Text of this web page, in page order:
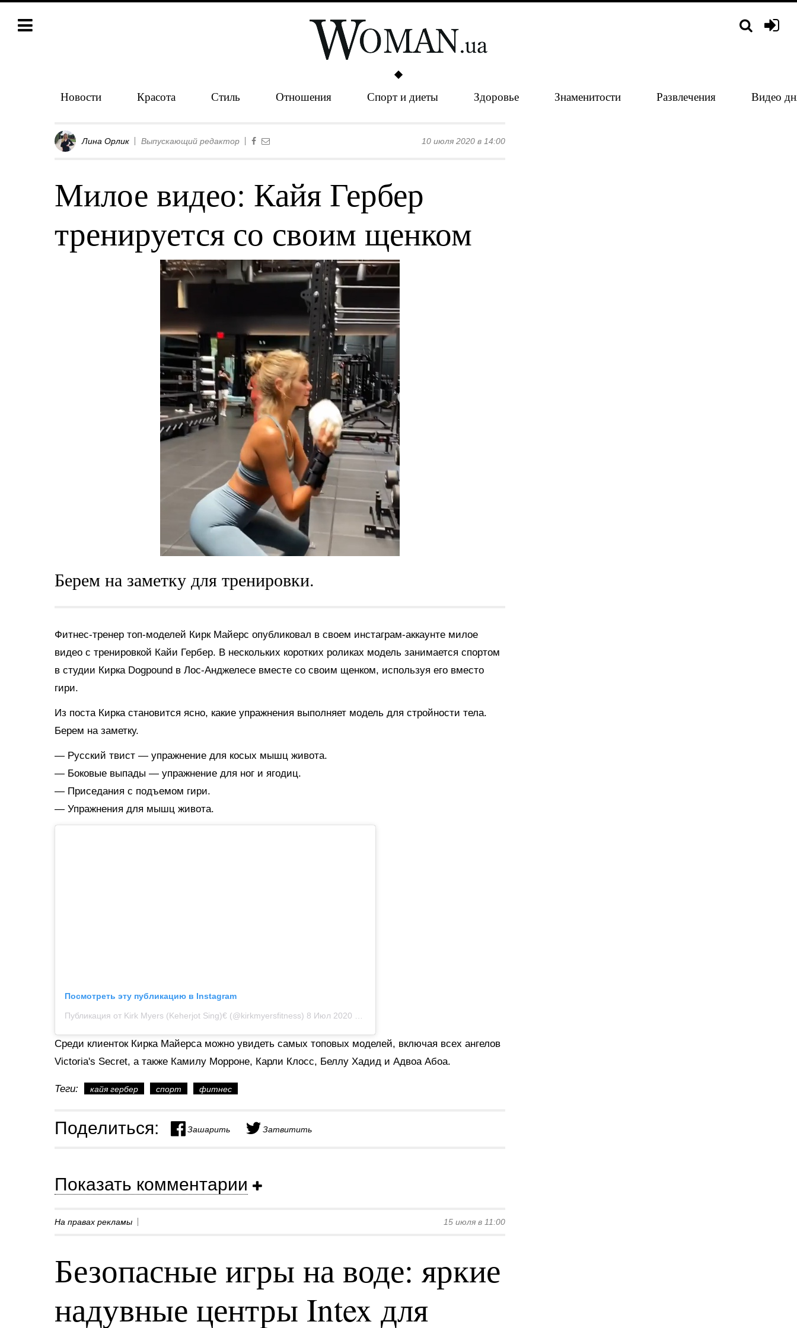
Новости Красота Стиль Отношения Спорт и диеты Здоровье Знаменитости Развлечения Видео
Лина Орлик Выпускающий редактор 10 июля 2020 в 14:00
Милое видео: Кайя Гербер
тренируется со своим щенком
Берем на заметку для тренировки.
Фитнес-тренер топ-моделей Кирк Майерс опубликовал в своем инстаграм-аккаунте милое
видео с тренировкой Кайи Гербер. В нескольких коротких роликах модель занимается спортом
в студии Кирка Dogpound в Лос-Анджелесе вместе со своим щенком, используя его вместо
гири.
Из поста Кирка становится ясно, какие упражнения выполняет модель для стройности тела.
Берем на заметку.
— Русский твист — упражнение для косых мышц живота.
— Боковые выпады — упражнение для ног и ягодиц.
— Приседания с подъемом гири.
— Упражнения для мышц живота.
Посмотреть эту публикацию в Instagram
Публикация от Kirk Myers (Keherjot Sing)€ (@kirkmyersfitness) 8 Июл 2020 в 7:44 PDT
Среди клиенток Кирка Майерса можно увидеть самых топовых моделей, включая всех ангелов
Victoria's Secret, а также Камилу Морроне, Карли Клосс, Беллу Хадид и Адвоа Абоа.
Теги: кайя гербер спорт фитнес
Поделиться: Зашарить Затвитить
Показать комментарии
На правах рекламы 15 июля в 11:00
Безопасные игры на воде: яркие
надувные центры Intex для